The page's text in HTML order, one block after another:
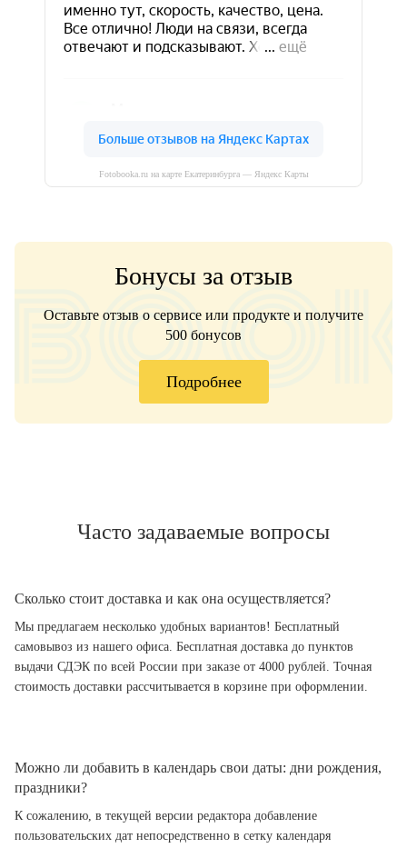
Fotobooka.ru на карте Екатеринбурга — Яндекс Карты
Бонусы за отзыв
Оставьте отзыв о сервисе или продукте и получите
500 бонусов
Подробнее
Часто задаваемые вопросы
Сколько стоит доставка и как она осуществляется?
Мы предлагаем несколько удобных вариантов! Бесплатный
самовывоз из нашего офиса. Бесплатная доставка до пунктов
выдачи СДЭК по всей России при заказе от 4000 рублей. Точная
стоимость доставки рассчитывается в корзине при оформлении.
Можно ли добавить в календарь свои даты: дни рождения,
праздники?
К сожалению, в текущей версии редактора добавление
пользовательских дат непосредственно в сетку календаря